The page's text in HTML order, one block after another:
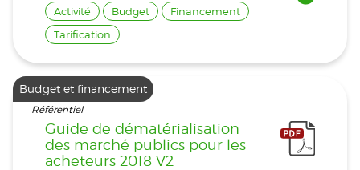
Activité Budget
Financement
Tarification
Budget et financement
Référentiel
Guide de dématérialisation
des marché publics pour les
acheteurs 2018 V2